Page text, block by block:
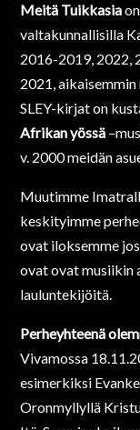
Meitä Tuikkasia
valtakunnallisilla
2016-2019, 2022,
2021,
SLEY-kirjat on
Afrikan yössä
v. 2000 meidän
Muutimme
keskityimme
ovat iloksemme
ovat ovat musiikin
lauluntekijöitä.
Perheyhteenä
Vivamossa
esimerkiksi
Oronmyllyllä